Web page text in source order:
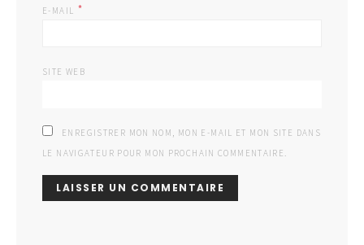
E-MAIL *
SITE WEB
ENREGISTRER MON NOM, MON E-MAIL ET MON SITE DANS
LE NAVIGATEUR POUR MON PROCHAIN COMMENTAIRE.